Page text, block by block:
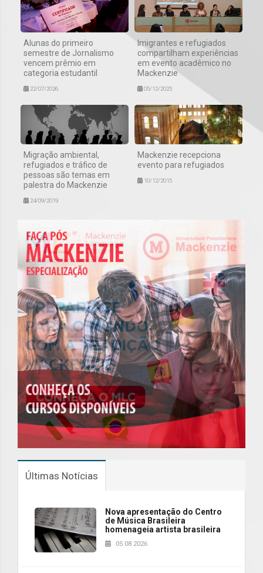
Alunas do primeiro
semestre de Jornalismo
vencem prêmio em
categoria estudantil
22/07/2026
Imigrantes e refugiados
compartilham experiências
em evento acadêmico no
Mackenzie
05/12/2025
Migração ambiental,
refugiados e tráfico de
pessoas são temas em
palestra do Mackenzie
24/09/2019
Mackenzie recepciona
evento para refugiados
10/12/2015
Últimas Notícias
Nova apresentação do Centro
de Música Brasileira
homenageia artista brasileira
05.08.2026